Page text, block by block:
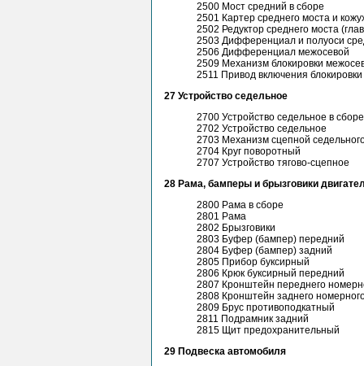
2500 Мост средний в сборе
2501 Картер среднего моста и
2502 Редуктор среднего моста
2503 Дифференциал и полуоси
2506 Дифференциал межосевой
2509 Механизм блокировки
2511 Привод включения
27 Устройство седельное
2700 Устройство седельное в сборе
2702 Устройство седельное
2703 Механизм сцепной
2704 Круг поворотный
2707 Устройство тягово-сцепное
28 Рама, бамперы и брызговики
2800 Рама в сборе
2801 Рама
2802 Брызговики
2803 Буфер (бампер) передний
2804 Буфер (бампер) задний
2805 Прибор буксирный
2806 Крюк буксирный передний
2807 Кронштейн переднего
2808 Кронштейн заднего
2809 Брус противоподкатный
2811 Подрамник задний
2815 Щит предохранительный
29 Подвеска автомобиля